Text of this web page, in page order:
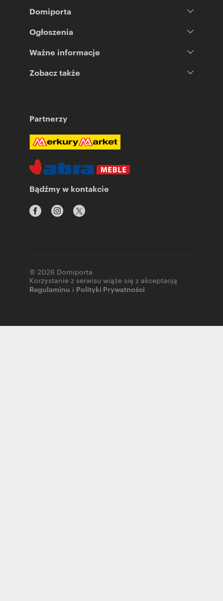
Domiporta
Ogłoszenia
Ważne informacje
Zobacz także
Partnerzy
Bądźmy w kontakcie
© 2026 Domiporta
Korzystanie z serwisu wiąże się z akceptacją
Regulaminu i Polityki Prywatności